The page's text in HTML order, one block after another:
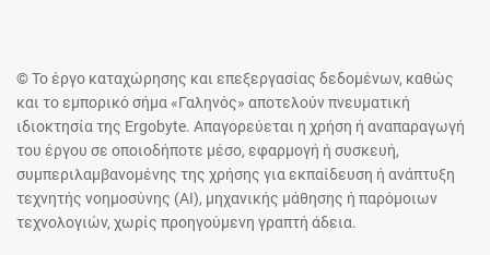
© Το έργο καταχώρησης και επεξεργασίας δεδομένων, καθώς
και το εμπορικό σήμα «Γαληνός» αποτελούν πνευματική
ιδιοκτησία της Ergobyte. Απαγορεύεται η χρήση ή αναπαραγωγή
του έργου σε οποιοδήποτε μέσο, εφαρμογή ή συσκευή,
συμπεριλαμβανομένης της χρήσης για εκπαίδευση ή ανάπτυξη
τεχνητής νοημοσύνης (AI), μηχανικής μάθησης ή παρόμοιων
τεχνολογιών, χωρίς προηγούμενη γραπτή άδεια.